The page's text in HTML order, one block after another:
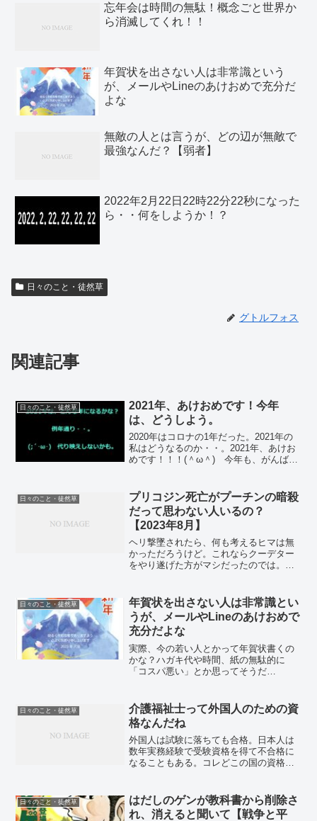
忘年会は時間の無駄！概念ごと世界か
ら消滅してくれ！！
年賀状を出さない人は非常識という
が、メールやLineのあけおめで充分だ
よな
無敵の人とは言うが、どの辺が無敵で
最強なんだ？【弱者】
2022年2月22日22時22分22秒になった
ら・・何をしようか！？
日々のこと・徒然草
グトルフォス
関連記事
日々のこと・徒然草
2021年、あけおめです！今年
は、どうしよう。
2020年はコロナの1年だった。2021年の
私はどうなるのか・・。2021年、あけお
めです！！！(＾ω＾) 今年も、がんばる
過ぎた。しかし、仕事は微妙だし、結
婚...
日々のこと・徒然草
プリコジン死亡がプーチンの暗殺
だって思わない人いるの？
【2023年8月】
ヘリ撃墜されたら、何も考えるヒマは無
かっただろうけど。これならクーデター
をやり遂げた方がマシだったのでは。
ロシアウクライナ絡みで、6月にプリコジ
ンさんが反乱...
日々のこと・徒然草
年賀状を出さない人は非常識とい
うが、メールやLineのあけおめで
充分だよな
実際、今の若い人とかって年賀状書くの
かな？ハガキ代や時間、紙の無駄的に
「コスパ悪い」とか思ってそうだ
選デザイナーズ(;´Д｀) 年末年始の風物
詩、年...
日々のこと・徒然草
介護福祉士って外国人のための資
格なんだね
外国人は試験に落ちても合格。日本人は
数年実務経験で受験資格を得て不合格に
なることもある。コレどこの国の資格な
実務に追われて勉強できず不合格。どこ
の国の資格やねん介...
日々のこと・徒然草
はだしのゲンが教科書から削除さ
れ、消えると聞いて【戦争と平